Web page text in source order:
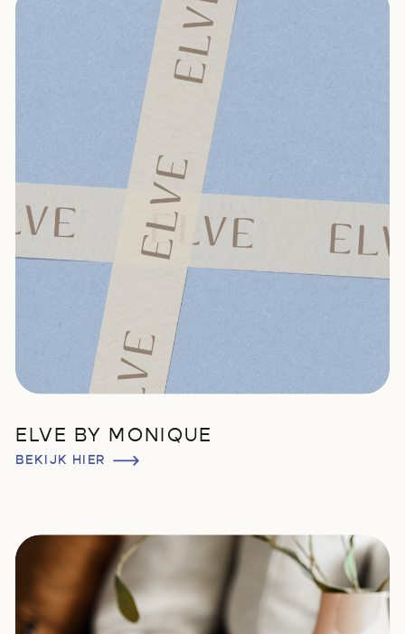
BEKIJK HIER
ELVE BY MONIQUE